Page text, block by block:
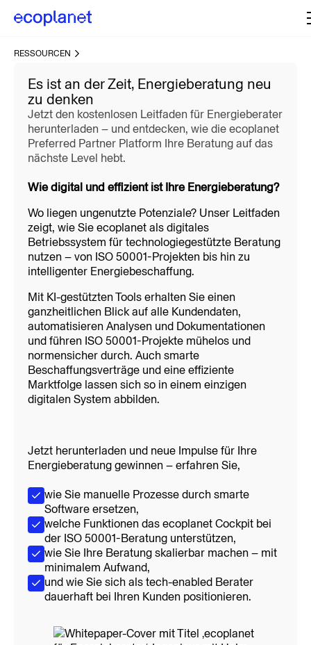
RESSOURCEN
Es ist an der Zeit, Energieberatung neu
zu denken
Jetzt den kostenlosen Leitfaden für Energieberater
herunterladen – und entdecken, wie die ecoplanet
Preferred Partner Platform Ihre Beratung auf das
nächste Level hebt.
Wie digital und effizient ist Ihre Energieberatung?
Wo liegen ungenutzte Potenziale? Unser Leitfaden
zeigt, wie Sie ecoplanet als digitales
Betriebssystem für technologiegestützte Beratung
nutzen – von ISO 50001-Projekten bis hin zu
intelligenter Energiebeschaffung.
Mit KI-gestützten Tools erhalten Sie einen
ganzheitlichen Blick auf alle Kundendaten,
automatisieren Analysen und Dokumentationen
und führen ISO 50001-Projekte mühelos und
normensicher durch. Auch smarte
Beschaffungsverträge und eine effiziente
Marktfolge lassen sich so in einem einzigen
digitalen System abbilden.
Jetzt herunterladen und neue Impulse für Ihre
Energieberatung gewinnen – erfahren Sie,
wie Sie manuelle Prozesse durch smarte
Software ersetzen,
welche Funktionen das ecoplanet Cockpit bei
der ISO 50001-Beratung unterstützen,
wie Sie Ihre Beratung skalierbar machen – mit
minimalem Aufwand,
und wie Sie sich als tech-enabled Berater
dauerhaft bei Ihren Kunden positionieren.